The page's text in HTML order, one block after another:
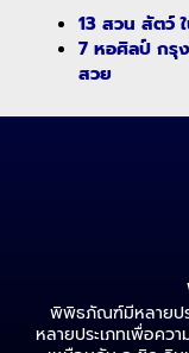
13 สวน สัตว์
7 หอศิลป์ กรุ
สวย
พิพิธภัณฑ์มีหลายปร
หลายประเภทเพื่อคว